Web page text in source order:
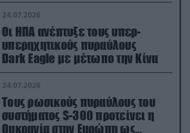
24.07.2026
Οι ΗΠΑ ανέπτυξε τους υπερ-
υπερηχητικούς πυραύλους
Dark Eagle με μέτωπο την Κίνα
24.07.2026
Τους ρωσικούς πυραύλους του
συστήματος S-300 προτείνει η
Ουκρανία στην Ευρώπη ως